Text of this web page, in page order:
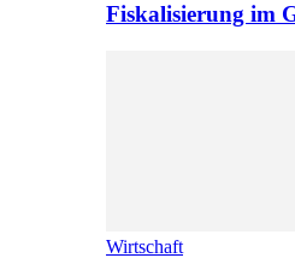
Fiskalisierung im
Wirtschaft